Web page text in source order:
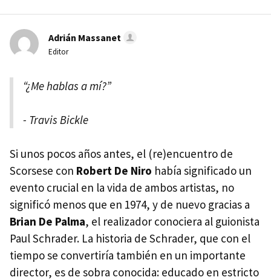
Adrián Massanet
Editor
“¿Me hablas a mí?”
- Travis Bickle
Si unos pocos años antes, el (re)encuentro de
Scorsese con Robert De Niro había significado un
evento crucial en la vida de ambos artistas, no
significó menos que en 1974, y de nuevo gracias a
Brian De Palma, el realizador conociera al guionista
Paul Schrader. La historia de Schrader, que con el
tiempo se convertiría también en un importante
director, es de sobra conocida: educado en estricto